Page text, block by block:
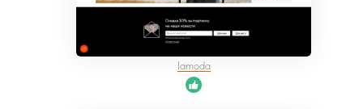
lamoda